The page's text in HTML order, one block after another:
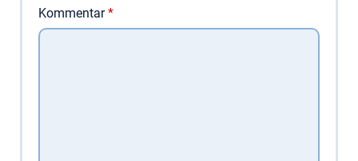
Kommentar*